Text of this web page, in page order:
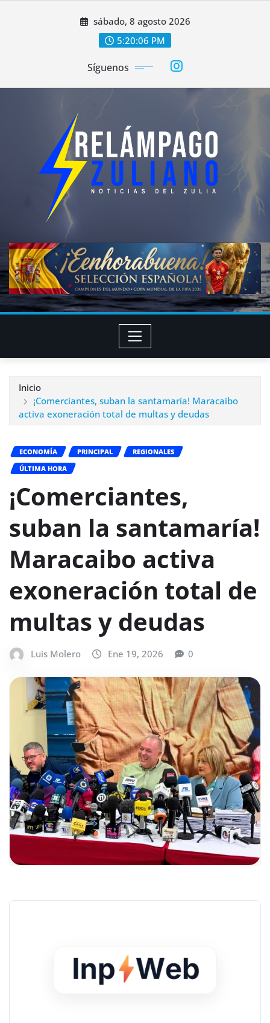
sábado, 8 agosto 2026
5:20:08 PM
Síguenos
Inicio
¡Comerciantes, suban la santamaría! Maracaibo
activa exoneración total de multas y deudas
ECONOMÍA PRINCIPAL
REGIONALES
ÚLTIMA HORA
¡Comerciantes,
suban la santamaría!
Maracaibo activa
exoneración total de
multas y deudas
Luis Molero Ene 19, 2026 0